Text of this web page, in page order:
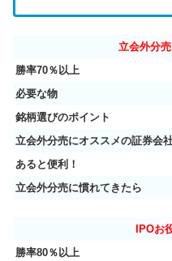
立会外分
勝率70％以上
必要な物
銘柄選びのポイント
立会外分売にオススメの証券会
あると便利！
立会外分売に慣れてきたら
IPOお
勝率80％以上